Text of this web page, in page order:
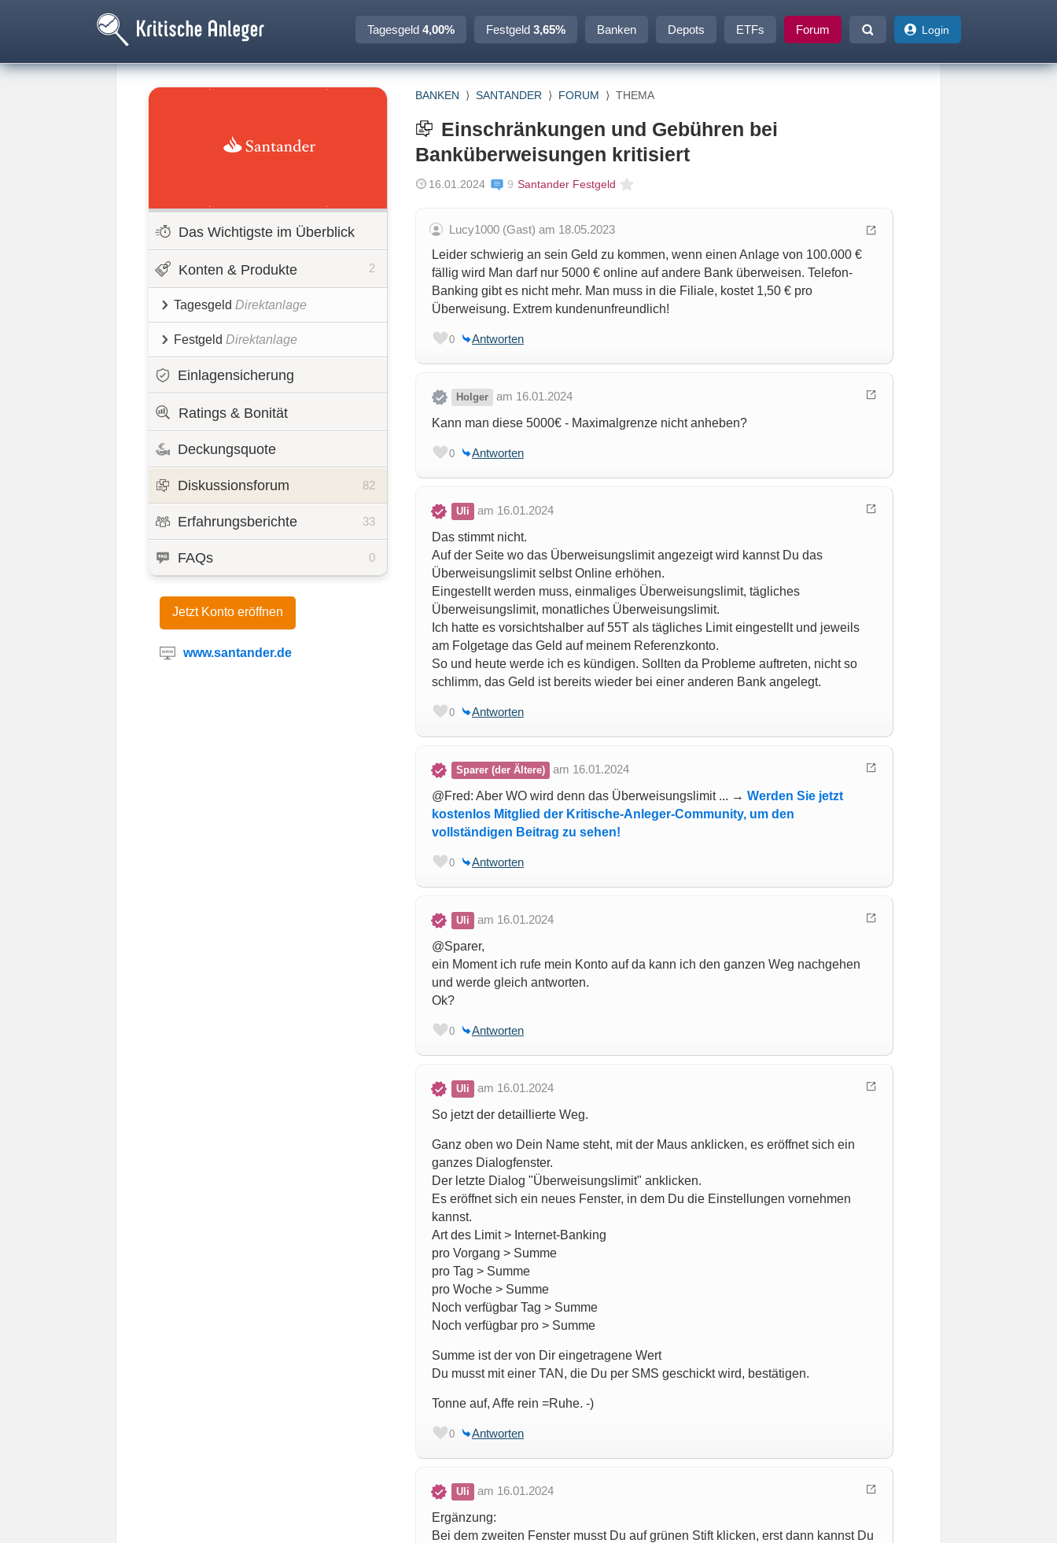
Tagesgeld 4,00% Festgeld 3,65% Banken Depots ETFs Forum Login
Das Wichtigste im Überblick
Konten & Produkte 2
Tagesgeld Direktanlage
Festgeld Direktanlage
Einlagensicherung
Ratings & Bonität
Deckungsquote
Diskussionsforum 82
Erfahrungsberichte 33
FAQs 0
Jetzt Konto eröffnen
www.santander.de
BANKEN ⟩ SANTANDER ⟩ FORUM ⟩ THEMA
Einschränkungen und Gebühren bei
Banküberweisungen kritisiert
16.01.2024 9 Santander Festgeld
Lucy1000 (Gast) am 18.05.2023
Leider schwierig an sein Geld zu kommen, wenn einen Anlage von 100.000 €
fällig wird Man darf nur 5000 € online auf andere Bank überweisen. Telefon-
Banking gibt es nicht mehr. Man muss in die Filiale, kostet 1,50 € pro
Überweisung. Extrem kundenunfreundlich!
0 Antworten
Holger
am 16.01.2024
Kann man diese 5000€ - Maximalgrenze nicht anheben?
0 Antworten
Uli
am 16.01.2024
Das stimmt nicht.
Auf der Seite wo das Überweisungslimit angezeigt wird kannst Du das
Überweisungslimit selbst Online erhöhen.
Eingestellt werden muss, einmaliges Überweisungslimit, tägliches
Überweisungslimit, monatliches Überweisungslimit.
Ich hatte es vorsichtshalber auf 55T als tägliches Limit eingestellt und jeweils
am Folgetage das Geld auf meinem Referenzkonto.
So und heute werde ich es kündigen. Sollten da Probleme auftreten, nicht so
schlimm, das Geld ist bereits wieder bei einer anderen Bank angelegt.
0 Antworten
Sparer (der Ältere)
am 16.01.2024
@Fred: Aber WO wird denn das Überweisungslimit ... → Werden Sie jetzt
kostenlos Mitglied der Kritische-Anleger-Community, um den
vollständigen Beitrag zu sehen!
0 Antworten
Uli
am 16.01.2024
@Sparer,
ein Moment ich rufe mein Konto auf da kann ich den ganzen Weg nachgehen
und werde gleich antworten.
Ok?
0 Antworten
Uli
am 16.01.2024
So jetzt der detaillierte Weg.
Ganz oben wo Dein Name steht, mit der Maus anklicken, es eröffnet sich ein
ganzes Dialogfenster.
Der letzte Dialog "Überweisungslimit" anklicken.
Es eröffnet sich ein neues Fenster, in dem Du die Einstellungen vornehmen
kannst.
Art des Limit > Internet-Banking
pro Vorgang > Summe
pro Tag > Summe
pro Woche > Summe
Noch verfügbar Tag > Summe
Noch verfügbar pro > Summe
Summe ist der von Dir eingetragene Wert
Du musst mit einer TAN, die Du per SMS geschickt wird, bestätigen.
Tonne auf, Affe rein =Ruhe. -)
0 Antworten
Uli
am 16.01.2024
Ergänzung:
Bei dem zweiten Fenster musst Du auf grünen Stift klicken, erst dann kannst Du